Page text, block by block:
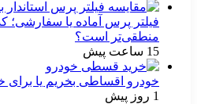
فیلتر پرس آماده یا سفارشی؛
منطقی‌تر است؟
15 ساعت پیش
خودرو اقساطی بخریم یا برای
1 روز پیش